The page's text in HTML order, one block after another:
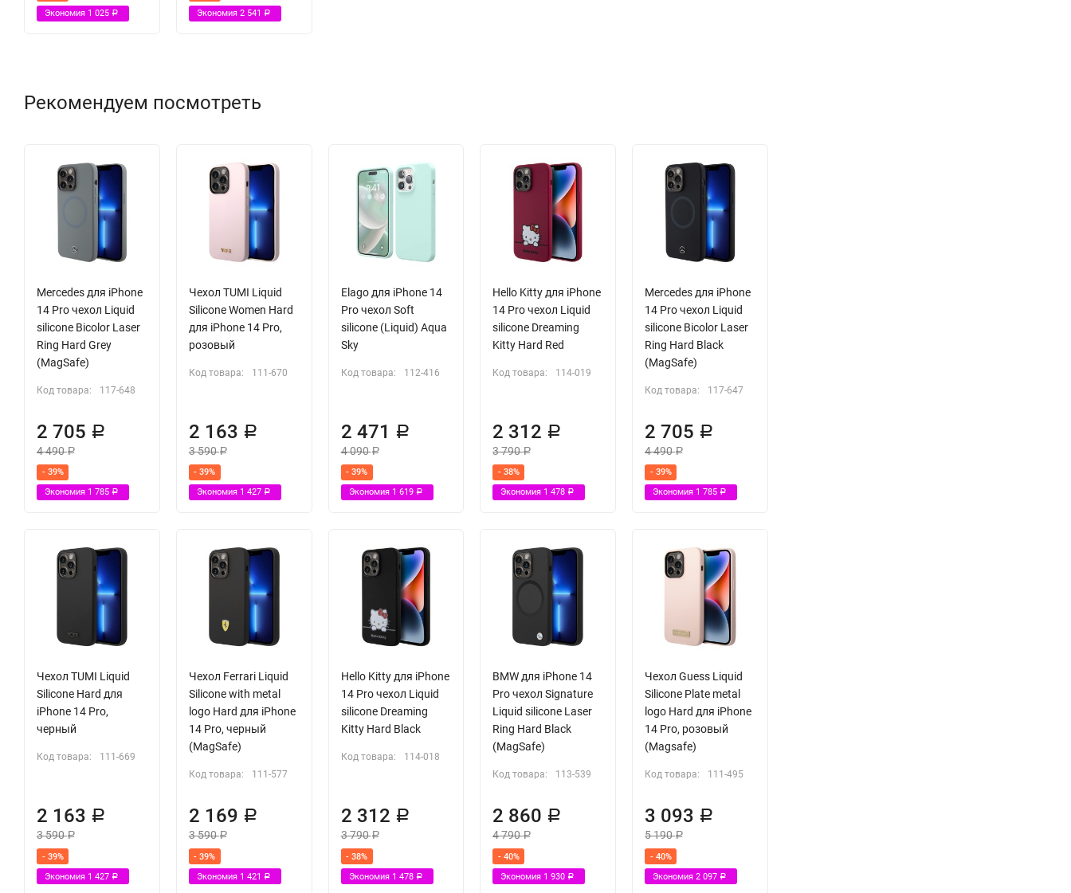
Экономия 1 025 Р
Экономия 2 541 Р
Рекомендуем посмотреть
Mercedes для iPhone
14 Pro чехол Liquid
silicone Bicolor Laser
Ring Hard Grey
(MagSafe)
Код товара: 117-648
2 705 Р
4 490Р
- 39%
Экономия 1 785 Р
Чехол TUMI Liquid
Silicone Women Hard
для iPhone 14 Pro,
розовый
Код товара: 111-670
2 163 Р
3 590Р
- 39%
Экономия 1 427 Р
Elago для iPhone 14
Pro чехол Soft
silicone (Liquid) Aqua
Sky
Код товара: 112-416
2 471 Р
4 090Р
- 39%
Экономия 1 619 Р
Hello Kitty для iPhone
14 Pro чехол Liquid
silicone Dreaming
Kitty Hard Red
Код товара: 114-019
2 312 Р
3 790Р
- 38%
Экономия 1 478Р
Mercedes для iPhone
14 Pro чехол Liquid
silicone Bicolor Laser
Ring Hard Black
(MagSafe)
Код товара: 117-647
2 705 Р
4 490Р
- 39%
Экономия 1 785Р
Чехол TUMI Liquid
Silicone Hard для
iPhone 14 Pro,
черный
Код товара: 111-669
2 163 Р
3 590Р
- 39%
Экономия 1 427 Р
Чехол Ferrari Liquid
Silicone with metal
logo Hard для iPhone
14 Pro, черный
(MagSafe)
Код товара: 111-577
2 169 Р
3 590Р
- 39%
Экономия 1 421 Р
Hello Kitty для iPhone
14 Pro чехол Liquid
silicone Dreaming
Kitty Hard Black
Код товара: 114-018
2 312 Р
3 790Р
- 38%
Экономия 1 478 Р
BMW для iPhone 14
Pro чехол Signature
Liquid silicone Laser
Ring Hard Black
(MagSafe)
Код товара: 113-539
2 860 Р
4 790Р
- 40%
Экономия 1 930Р
Чехол Guess Liquid
Silicone Plate metal
logo Hard для iPhone
14 Pro, розовый
(Magsafe)
Код товара: 111-495
3 093 Р
5 190Р
- 40%
Экономия2 097Р